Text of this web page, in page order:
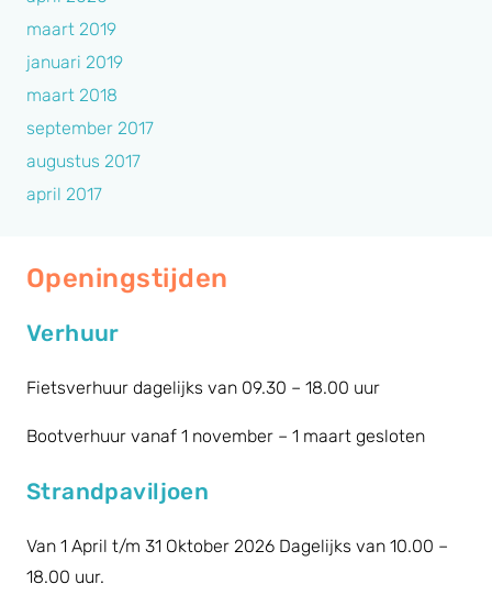
maart 2019
januari 2019
maart 2018
september 2017
augustus 2017
april 2017
Openingstijden
Verhuur
Fietsverhuur dagelijks van 09.30 – 18.00 uur
Bootverhuur vanaf 1 november – 1 maart gesloten
Strandpaviljoen
Van 1 April t/m 31 Oktober 2026 Dagelijks van 10.00 –
18.00 uur.